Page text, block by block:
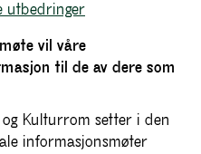
utbedringer
vil våre
til de av dere som
Kulturrom setter i den
informasjonsmøter